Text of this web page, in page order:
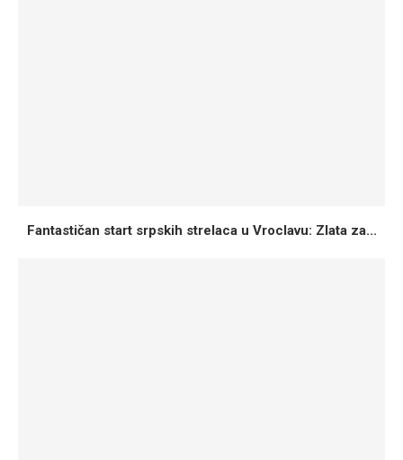
Fantastičan start srpskih strelaca u Vroclavu: Zlata za...